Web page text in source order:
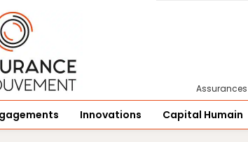
Innovations Capital Humain